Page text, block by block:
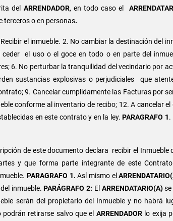
del ARRENDADOR, en todo caso el
terceros o en personas.
el inmueble. 2. No cambiar la destinación del
el uso o el goce en todo o en parte del
6. No perturbar la tranquilidad del vecindario por
sustancias explosivas o perjudiciales que
9. Cancelar cumplidamente las Facturas por
conforme al inventario de recibo; 12. A cancelar
en este contrato y en la ley.PARAGRAFO 1.
de este documento declara recibir el Inmueble
y que forma parte integrante de este
PARAGRAFO 1. Así mismo el
inmueble.PARÁGRAFO 2: El ARRENDATARIO(A)se
serán del propietario del Inmueble y no habrá
retirarse salvo que el ARRENDADORlo exija